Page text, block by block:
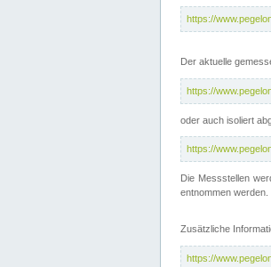
https://
Der aktuelle
https://
oder auch isoliert
https://
Die Messstellen
entnommen werden.
Zusätzliche
https://